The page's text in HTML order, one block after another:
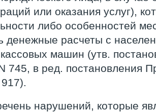
или оказания услуг),
либо особенностей
денежные расчеты с
кассовых машин (утв.
745, в ред. постановления
нарушений, которые